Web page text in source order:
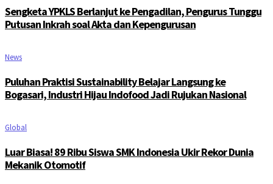
Sengketa YPKLS Berlanjut ke Pengadilan, Pengurus Tunggu
Putusan Inkrah soal Akta dan Kepengurusan
News
Puluhan Praktisi Sustainability Belajar Langsung ke
Bogasari, Industri Hijau Indofood Jadi Rujukan Nasional
Global
Luar Biasa! 89 Ribu Siswa SMK Indonesia Ukir Rekor Dunia
Mekanik Otomotif